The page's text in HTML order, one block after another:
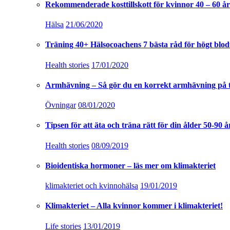
Rekommenderade kosttillskott för kvinnor 40 – 60 år
Hälsa 21/06/2020
Träning 40+ Hälsocoachens 7 bästa råd för högt
Health stories 17/01/2020
Armhävning – Så gör du en korrekt armhävning på
Övningar 08/01/2020
Tipsen för att äta och träna rätt för din ålder 50-90
Health stories 08/09/2019
Bioidentiska hormoner – läs mer om klimakteriet
klimakteriet och kvinnohälsa 19/01/2019
Klimakteriet – Alla kvinnor kommer i klimakteriet!
Life stories 13/01/2019